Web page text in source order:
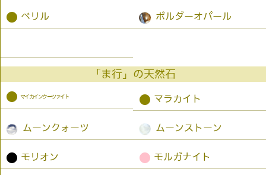
● ベリル ボルダーオパール
「ま行」の天然石
● マイカインクーツァイト ● マラカイト
ムーンクォーツ ムーンストーン
● モリオン ● モルガナイト